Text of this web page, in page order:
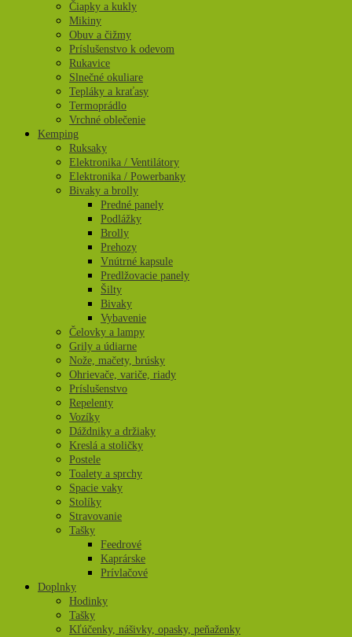
Čiapky a kukly
Mikiny
Obuv a čižmy
Príslušenstvo k odevom
Rukavice
Slnečné okuliare
Tepláky a kraťasy
Termoprádlo
Vrchné oblečenie
Kemping
Ruksaky
Elektronika / Ventilátory
Elektronika / Powerbanky
Bivaky a brolly
Predné panely
Podlážky
Brolly
Prehozy
Vnútrné kapsule
Predlžovacie panely
Šilty
Bivaky
Vybavenie
Čelovky a lampy
Grily a údiarne
Nože, mačety, brúsky
Ohrievače, variče, riady
Príslušenstvo
Repelenty
Vozíky
Dáždniky a držiaky
Kreslá a stoličky
Postele
Toalety a sprchy
Spacie vaky
Stolíky
Stravovanie
Tašky
Feedrové
Kaprárske
Prívlačové
Doplnky
Hodinky
Tašky
Kľúčenky, nášivky, opasky, peňaženky